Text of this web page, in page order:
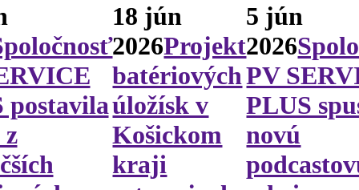
postavila
18 jún
2026Projekt
batériových
úložísk v
Košickom
kraji
5 jún
2026
PV
PLUS
novú